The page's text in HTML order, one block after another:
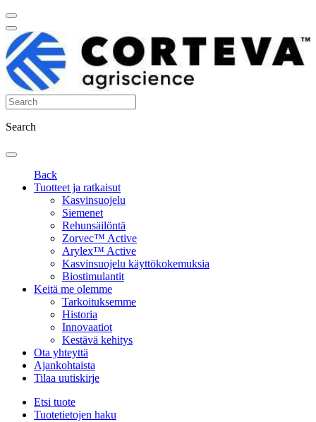
Search
Back
Tuotteet ja ratkaisut
Kasvinsuojelu
Siemenet
Rehunsäilöntä
Zorvec™ Active
Arylex™ Active
Kasvinsuojelu käyttökokemuksia
Biostimulantit
Keitä me olemme
Tarkoituksemme
Historia
Innovaatiot
Kestävä kehitys
Ota yhteyttä
Ajankohtaista
Tilaa uutiskirje
Etsi tuote
Tuotetietojen haku